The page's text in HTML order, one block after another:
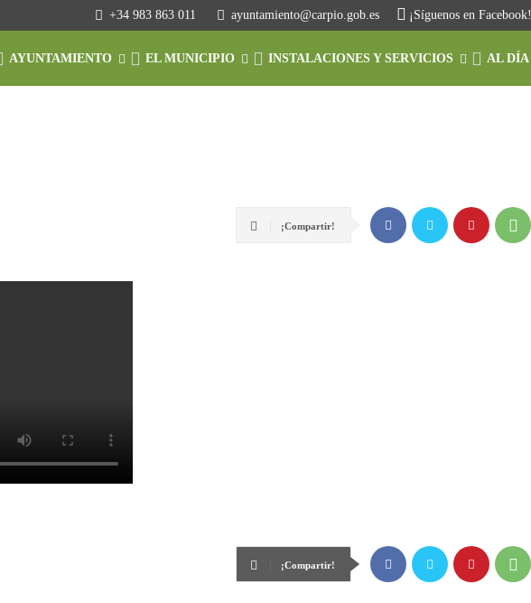
+34 983 863 011 ayuntamiento@carpio.gob.es ¡Síguenos en Facebook!
AYUNTAMIENTO EL MUNICIPIO INSTALACIONES Y SERVICIOS AL DÍA
¡Compartir!
¡Compartir!